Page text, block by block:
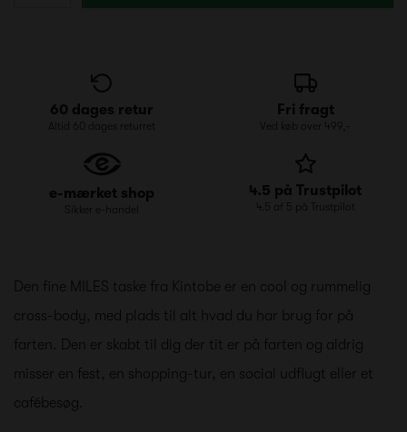
60 dages retur
Altid 60 dages returret
Fri fragt
Ved køb over 499,-
e-mærket shop
Sikker e-handel
4.5 på Trustpilot
4.5 af 5 på Trustpilot
Den fine MILES taske fra Kintobe er en cool og rummelig
cross-body, med plads til alt hvad du har brug for på
farten. Den er skabt til dig der tit er på farten og aldrig
misser en fest, en shopping-tur, en social udflugt eller et
cafébesøg.